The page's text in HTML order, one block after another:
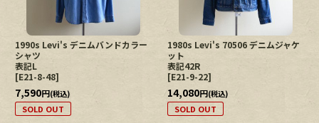
1990s Levi's デニムバンドカラー
シャツ
表記L
[E21-8-48]
7,590円(税込)
SOLD OUT
1980s Levi's 70506 デニムジャケ
ット
表記42R
[E21-9-22]
14,080円(税込)
SOLD OUT